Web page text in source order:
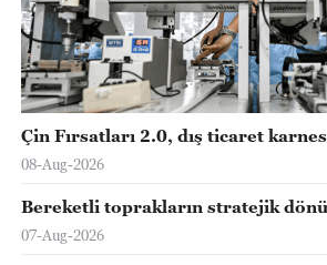
Çin Fırsatları 2.0, dış ticaret
08-Aug-2026
Bereketli toprakların stratejik
07-Aug-2026